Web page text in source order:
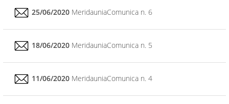
25/06/2020 MeridauniaComunica n. 6
18/06/2020 MeridauniaComunica n. 5
11/06/2020 MeridauniaComunica n. 4